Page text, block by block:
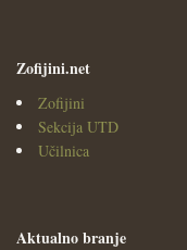
Zofijini.net
Zofijini
Sekcija UTD
Učilnica
Aktualno branje